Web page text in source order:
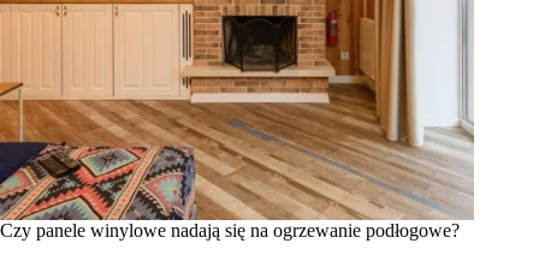
Czy panele winylowe nadają się na ogrzewanie podłogowe?